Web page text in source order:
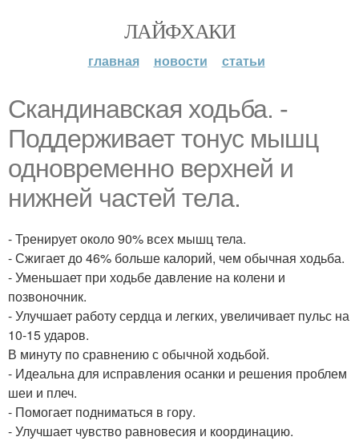
ЛАЙФХАКИ
главная новости статьи
Скандинавская ходьба. -
Поддерживает тонус мышц
одновременно верхней и
нижней частей тела.
- Тренирует около 90% всех мышц тела.
- Сжигает до 46% больше калорий, чем обычная ходьба.
- Уменьшает при ходьбе давление на колени и
позвоночник.
- Улучшает работу сердца и легких, увеличивает пульс на
10-15 ударов.
В минуту по сравнению с обычной ходьбой.
- Идеальна для исправления осанки и решения проблем
шеи и плеч.
- Помогает подниматься в гору.
- Улучшает чувство равновесия и координацию.